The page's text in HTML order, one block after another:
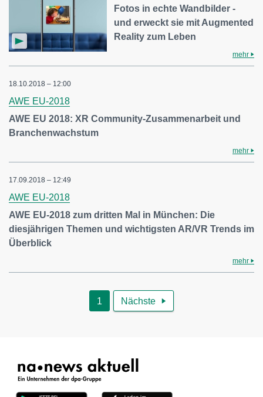
Fotos in echte Wandbilder -
und erweckt sie mit Augmented
Reality zum Leben
mehr
18.10.2018 – 12:00
AWE EU-2018
AWE EU 2018: XR Community-Zusammenarbeit und
Branchenwachstum
mehr
17.09.2018 – 12:49
AWE EU-2018
AWE EU-2018 zum dritten Mal in München: Die
diesjährigen Themen und wichtigsten AR/VR Trends im
Überblick
mehr
1 Nächste 